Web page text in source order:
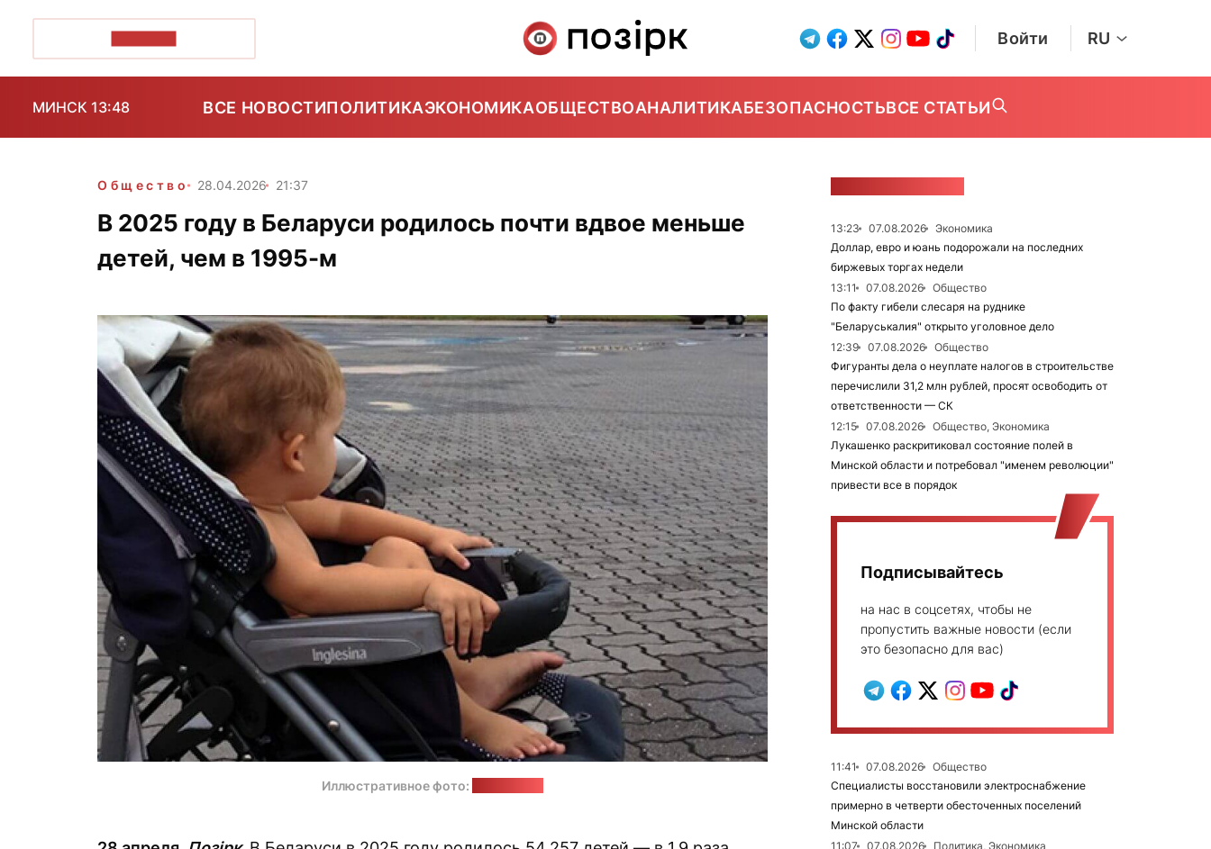
Войти RU
МИНСК 13:48 ВСЕ НОВОСТИПОЛИТИКАЭКОНОМИКАОБЩЕСТВОАНАЛИТИКАБЕЗОПАСНОСТЬВСЕ СТАТЬИ
Общество 28.04.2026 21:37
В 2025 году в Беларуси родилось почти вдвое меньше
детей, чем в 1995-м
Иллюстративное фото:
13:23 07.08.2026
Экономика
Доллар, евро и юань подорожали на последних
биржевых торгах недели
13:11
07.08.2026
Общество
По факту гибели слесаря на руднике
"Беларуськалия" открыто уголовное дело
12:39
07.08.2026
Общество
Фигуранты дела о неуплате налогов в строительстве
перечислили 31,2 млн рублей, просят освободить от
ответственности — СК
12:15
07.08.2026
Общество, Экономика
Лукашенко раскритиковал состояние полей в
Минской области и потребовал "именем революции"
привести все в порядок
Подписывайтесь
на нас в соцсетях, чтобы не
пропустить важные новости (если
это безопасно для вас)
11:41 07.08.2026
Общество
Специалисты восстановили электроснабжение
примерно в четверти обесточенных поселений
Минской области
11:07
07.08.2026
Политика, Экономика